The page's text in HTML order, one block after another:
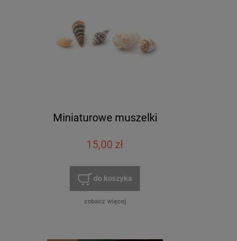
Miniaturowe muszelki
15,00 zł
do koszyka
zobacz więcej